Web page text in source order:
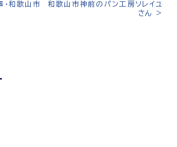
・和歌山市
和歌山市神前のパン工房ソレイユ
さん
>